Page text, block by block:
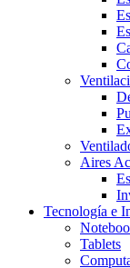
Aires
Tecnología e
Tablets